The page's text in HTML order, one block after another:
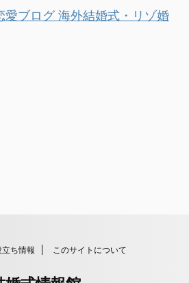
ち情報 このサイトについて